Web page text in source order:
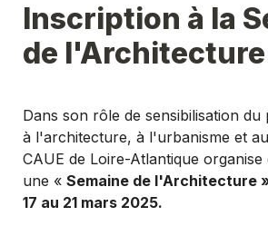
Inscription à la
de
Dans son rôle de sensibilisation
à l'architecture, à l'urbanisme et
CAUE de Loire-Atlantique
une « Semaine de l'Architecture
17 au 21 mars 2025.